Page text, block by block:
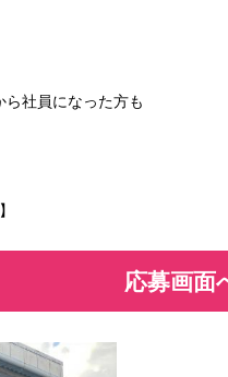
社員になった方も
応募画面